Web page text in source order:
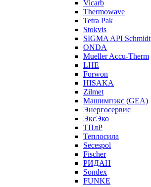
Vicarb
Thermowave
Tetra Pak
Stokvis
SIGMA API Schmidt
ONDA
Mueller Accu-Therm
LHE
Forwon
HISAKA
Zilmet
Машимпэкс (GEA)
Энергосервис
ЭксЭко
ТПлР
Теплосила
Secespol
Fischer
РИДАН
Sondex
FUNKE